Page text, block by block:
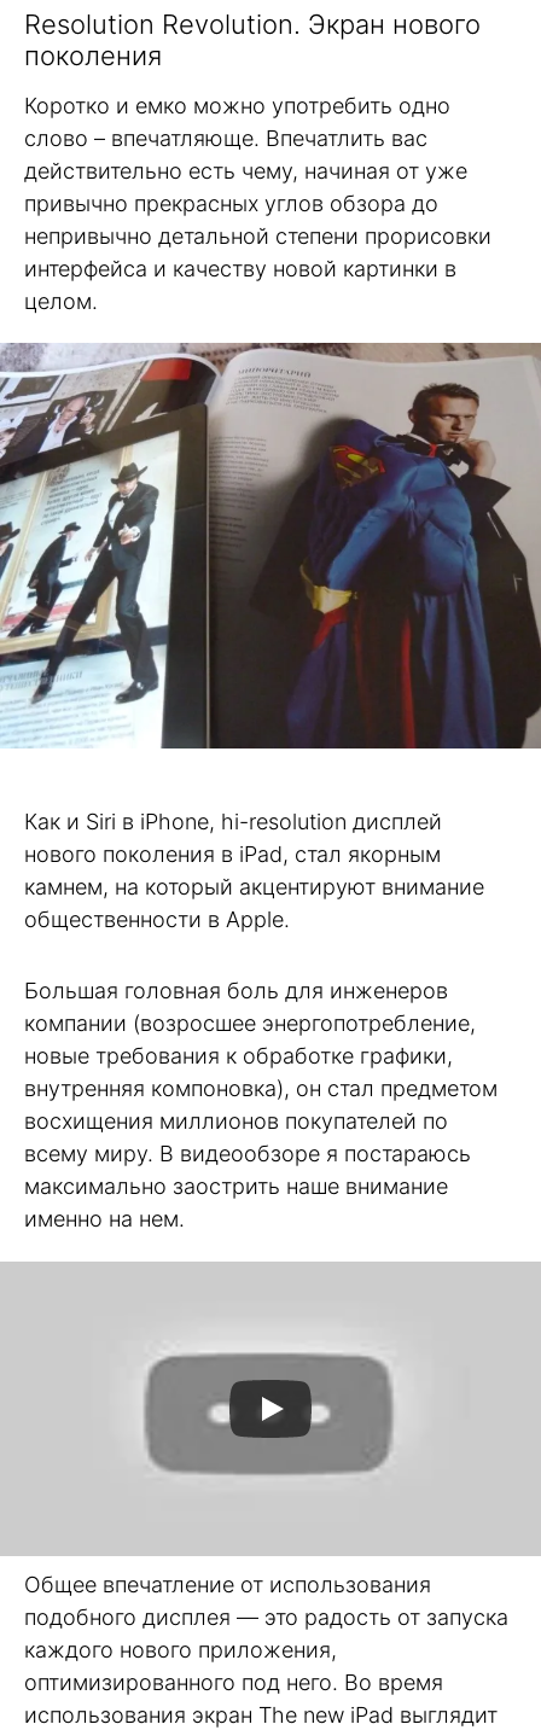
Resolution Revolution. Экран нового
поколения
Коротко и емко можно употребить одно
слово – впечатляюще. Впечатлить вас
действительно есть чему, начиная от уже
привычно прекрасных углов обзора до
непривычно детальной степени прорисовки
интерфейса и качеству новой картинки в
целом.
Как и Siri в iPhone, hi-resolution дисплей
нового поколения в iPad, стал якорным
камнем, на который акцентируют внимание
общественности в Apple.
Большая головная боль для инженеров
компании (возросшее энергопотребление,
новые требования к обработке графики,
внутренняя компоновка), он стал предметом
восхищения миллионов покупателей по
всему миру. В видеообзоре я постараюсь
максимально заострить наше внимание
именно на нем.
Общее впечатление от использования
подобного дисплея — это радость от запуска
каждого нового приложения,
оптимизированного под него. Во время
использования экран The new iPad выглядит